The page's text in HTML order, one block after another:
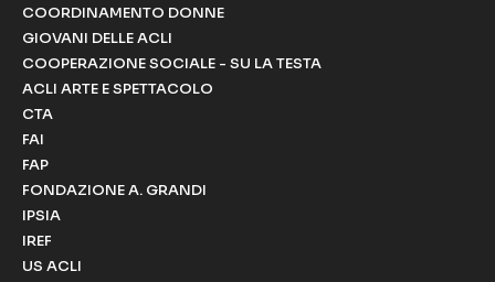
COORDINAMENTO DONNE
GIOVANI DELLE ACLI
COOPERAZIONE SOCIALE - SU LA TESTA
ACLI ARTE E SPETTACOLO
CTA
FAI
FAP
FONDAZIONE A. GRANDI
IPSIA
IREF
US ACLI